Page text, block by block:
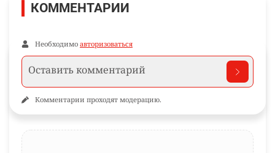
КОММЕНТАРИИ
Необходимо авторизоваться
Комментарии проходят модерацию.